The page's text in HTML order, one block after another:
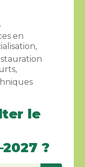
en
le
?